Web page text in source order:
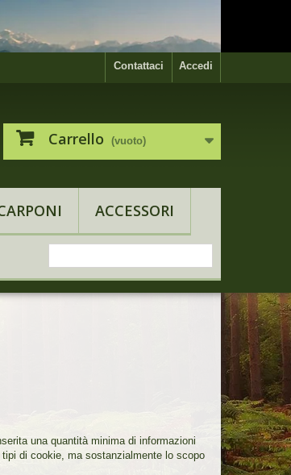
Accedi
Contattaci
Carrello (vuoto)
ACCESSORI
una quantità minima di informazioni
di cookie, ma sostanzialmente lo scopo